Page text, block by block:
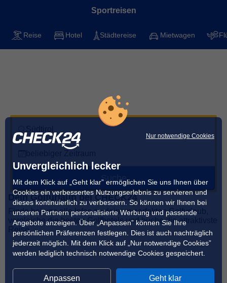
Sportreisen
Nur notwendige Cookies
Unvergleichlich lecker
Mit dem Klick auf „Geht klar” ermöglichen Sie uns Ihnen über
Cookies ein verbessertes Nutzungserlebnis zu servieren und
dieses kontinuierlich zu verbessern. So können wir Ihnen bei
unseren Partnern personalisierte Werbung und passende
Angebote anzeigen. Über „Anpassen” können Sie Ihre
persönlichen Präferenzen festlegen. Dies ist auch nachträglich
jederzeit möglich. Mit dem Klick auf „Nur notwendige Cookies”
werden lediglich technisch notwendige Cookies gespeichert.
Anpassen Geht klar
Reise Hotel Städtereise Mietwagen
Mit CHECK24 die besten Golfplätze für deinen
nächsten Urlaub finden
Suche
Dein Golfurlaub bei CHECK24
Finde bei uns alle Infos zu deinem perfekten Golfurlaub,
vergleiche die besten Golfhotels und buche die attraktivste
Reise.